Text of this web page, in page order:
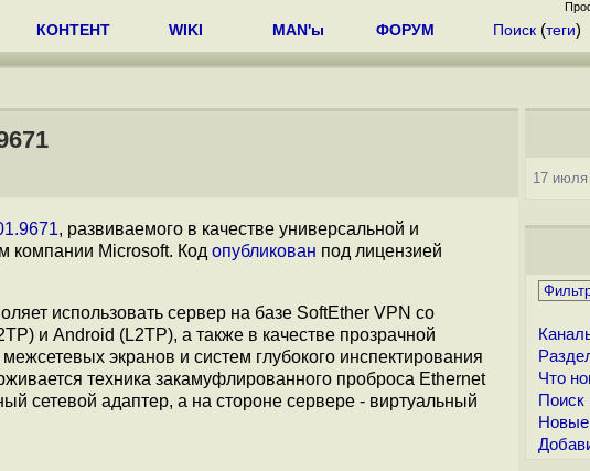
КОНТЕНТ WIKI MAN'ы ФОРУМ Поиск (теги)
, развиваемого в качестве универсальной и
компании Microsoft. Код опубликован под лицензией
использовать сервер на базе SoftEther VPN со
и Android (L2TP), а также в качестве прозрачной
экранов и систем глубокого инспектирования
техника закамуфлированного проброса Ethernet
сетевой адаптер, а на стороне сервере - виртуальный
17 июля
Что
Поиск